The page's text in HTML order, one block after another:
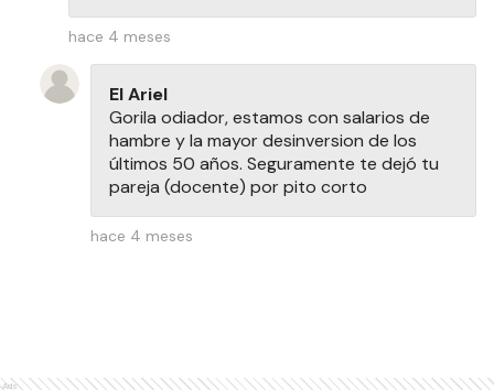
hace 4 meses
El Ariel
Gorila odiador, estamos con salarios de
hambre y la mayor desinversion de los
últimos 50 años. Seguramente te dejó tu
pareja (docente) por pito corto
hace 4 meses
Ads